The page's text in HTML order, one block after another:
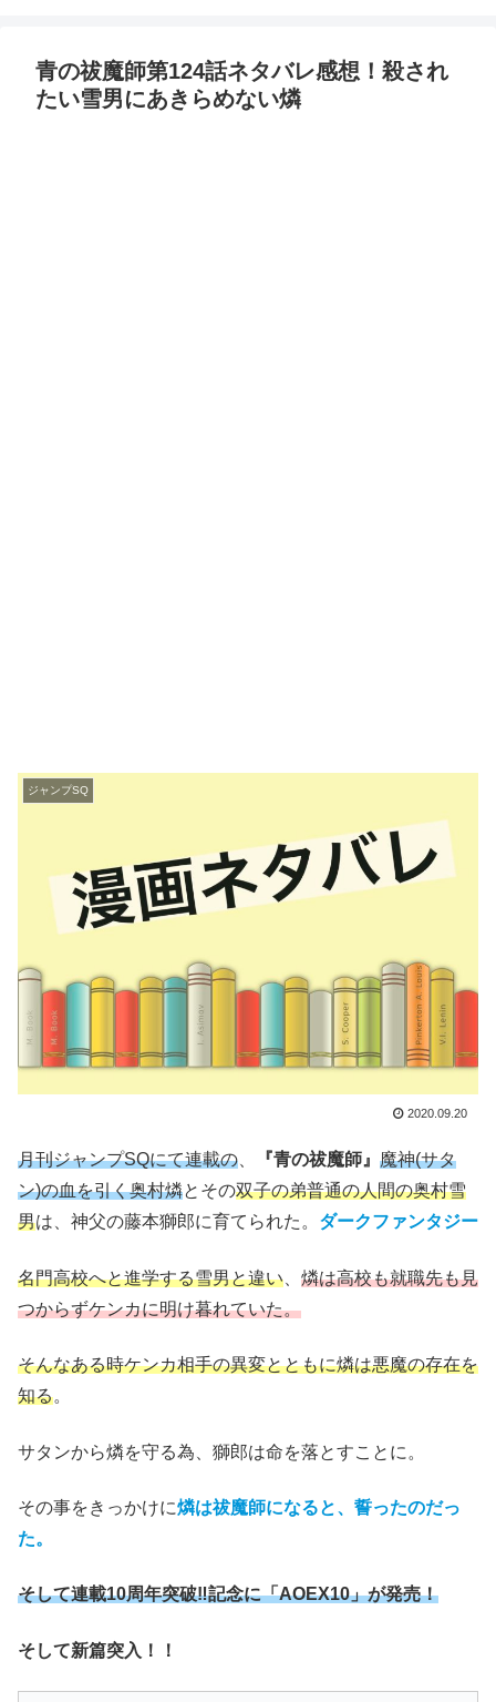
青の祓魔師第124話ネタバレ感想！殺され
たい雪男にあきらめない燐
ジャンプSQ
2020.09.20
月刊ジャンプSQにて連載の、 『青の祓魔師』 魔神(サタ
ン)の血を引く奥村燐とその双子の弟普通の人間の奥村雪
男は、神父の藤本獅郎に育てられた。 ダークファンタジー
名門高校へと進学する雪男と違い
燐は高校も就職先も見
つからずケンカに明け暮れていた。
そんなある時ケンカ相手の異変とともに燐は悪魔の存在を
知る。
サタンから燐を守る為、獅郎は命を落とすことに。
その事をきっかけに燐は祓魔師になると、誓ったのだっ
た。
そして連載10周年突破‼記念に「AOEX10」が発売！
そして新篇突入！！